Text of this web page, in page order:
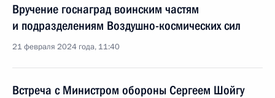
Вручение госнаград воинским частям
и подразделениям Воздушно-космических сил
21 февраля 2024 года, 11:40
Встреча с Министром обороны Сергеем Шойгу